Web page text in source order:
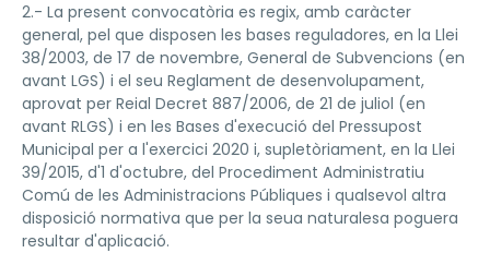
2.- La present convocatòria es regix, amb caràcter
general, pel que disposen les bases reguladores, en la Llei
38/2003, de 17 de novembre, General de Subvencions (en
avant LGS) i el seu Reglament de desenvolupament,
aprovat per Reial Decret 887/2006, de 21 de juliol (en
avant RLGS) i en les Bases d'execució del Pressupost
Municipal per a l'exercici 2020 i, supletòriament, en la Llei
39/2015, d'1 d'octubre, del Procediment Administratiu
Comú de les Administracions Públiques i qualsevol altra
disposició normativa que per la seua naturalesa poguera
resultar d'aplicació.